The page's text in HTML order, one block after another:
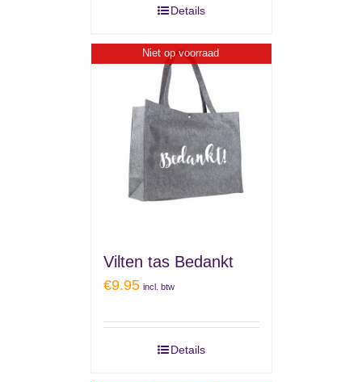
Details
Niet op voorraad
Vilten tas Bedankt
€9.95 incl. btw
Details